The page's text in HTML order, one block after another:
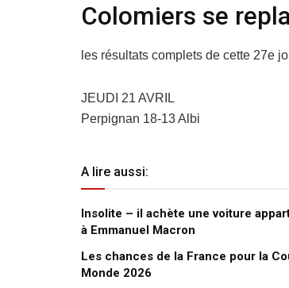
Colomiers se
les résultats complets de cette 27e
JEUDI 21 AVRIL
Perpignan 18-13 Albi
A lire aussi:
Insolite – il achète une voiture
à Emmanuel Macron
Les chances de la France pour la
Monde 2026